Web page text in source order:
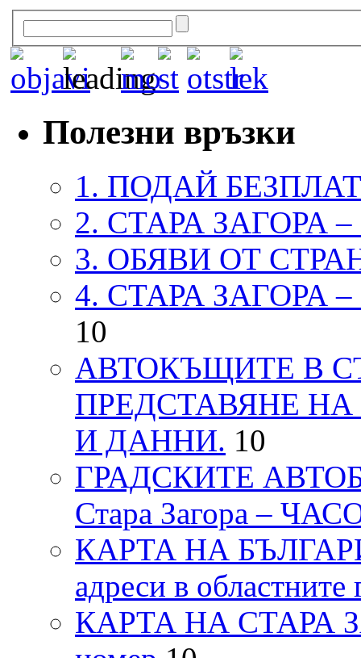
Полезни връзки
1. ПОДАЙ
2. СТАРА ЗАГОРА
3. ОБЯВИ ОТ
4. СТАРА ЗАГОРА
10
АВТОКЪЩИТЕ В
ПРЕДСТАВЯНЕ
И ДАННИ. 10
ГРАДСКИТЕ
Стара Загора –
КАРТА НА
адреси в областните
КАРТА НА СТАРА